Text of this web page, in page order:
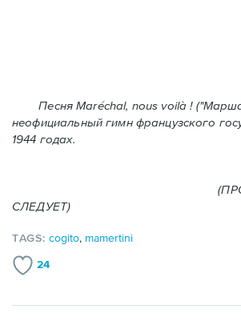
Песня Maréchal, nous voilà !
неофициальный гимн французского
1944 годах.
СЛЕДУЕТ)
TAGS:cogito, mamertini
24